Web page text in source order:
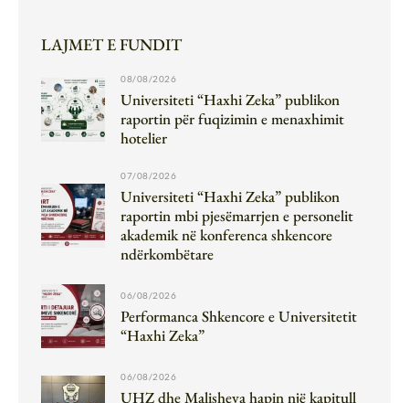
LAJMET E FUNDIT
08/08/2026
Universiteti “Haxhi Zeka” publikon
raportin për fuqizimin e menaxhimit
hotelier
07/08/2026
Universiteti “Haxhi Zeka” publikon
raportin mbi pjesëmarrjen e personelit
akademik në konferenca shkencore
ndërkombëtare
06/08/2026
Performanca Shkencore e Universitetit
“Haxhi Zeka”
06/08/2026
UHZ dhe Malisheva hapin një kapitull